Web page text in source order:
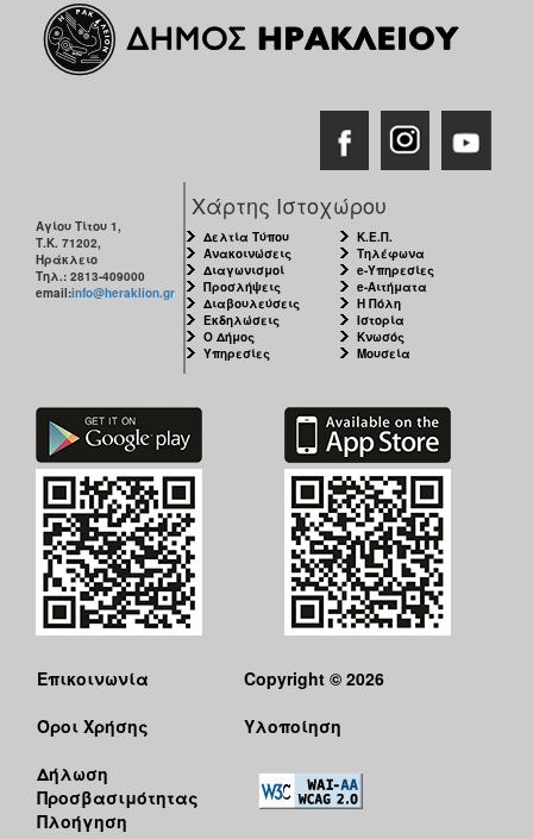
Αγίου Τίτου 1,
Τ.Κ. 71202,
Ηράκλειο
Τηλ.: 2813-409000
email:info@heraklion.gr
Χάρτης Ιστοχώρου
Δελτία Τύπου
Ανακοινώσεις
Διαγωνισμοί
Προσλήψεις
Διαβουλεύσεις
Εκδηλώσεις
Ο Δήμος
Υπηρεσίες
Κ.Ε.Π.
Τηλέφωνα
e-Υπηρεσίες
e-Αιτήματα
Η Πόλη
Ιστορία
Κνωσός
Μουσεία
Επικοινωνία
Όροι Χρήσης
Δήλωση
Προσβασιμότητας
Πλοήγηση
Copyright © 2026
Υλοποίηση